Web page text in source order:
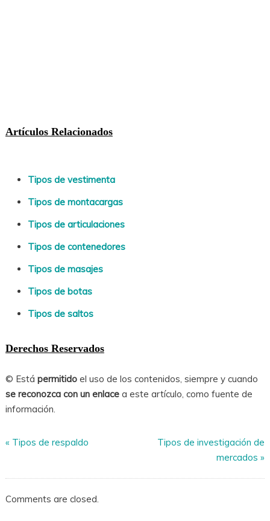
Artículos Relacionados
Tipos de vestimenta
Tipos de montacargas
Tipos de articulaciones
Tipos de contenedores
Tipos de masajes
Tipos de botas
Tipos de saltos
Derechos Reservados
© Está permitidoel uso de los contenidos, siempre y cuando
se reconozca con un enlacea este artículo, como fuente de
información.
« Tipos de respaldo
Tipos de investigación de
mercados »
Comments are closed.